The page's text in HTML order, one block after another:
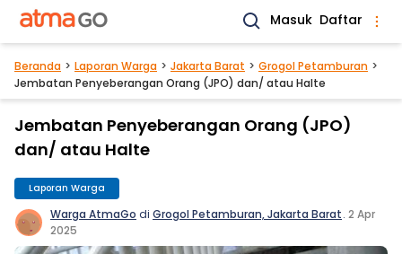
Masuk Daftar
Beranda Laporan Warga Jakarta Barat
Grogol Petamburan
Jembatan Penyeberangan Orang (JPO) dan/ atau Halte
Jembatan Penyeberangan Orang (JPO)
dan/ atau Halte
Laporan Warga
Warga AtmaGo di Grogol Petamburan, Jakarta Barat. 2 Apr
2025